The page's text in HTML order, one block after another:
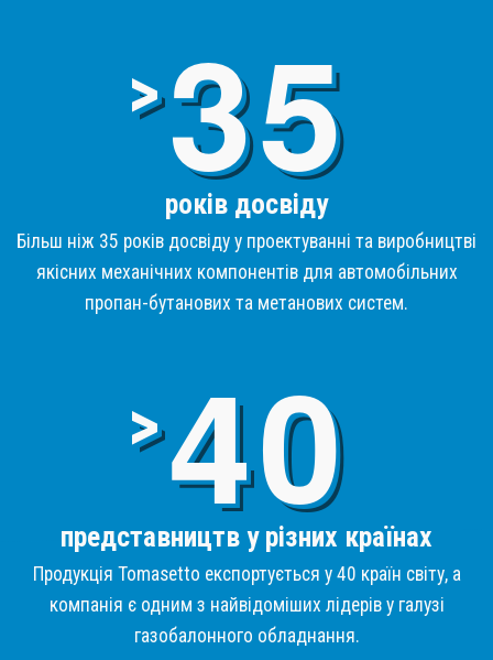
>3
років досвіду
Більш ніж 35 років досвіду у проектуванні та виробництві
якісних механічних компонентів для автомобільних
пропан-бутанових та метанових систем.
>4
представництв у різних країнах
Продукція Tomasetto експортується у 40 країн світу, а
компанія є одним з найвідоміших лідерів у галузі
газобалонного обладнання.